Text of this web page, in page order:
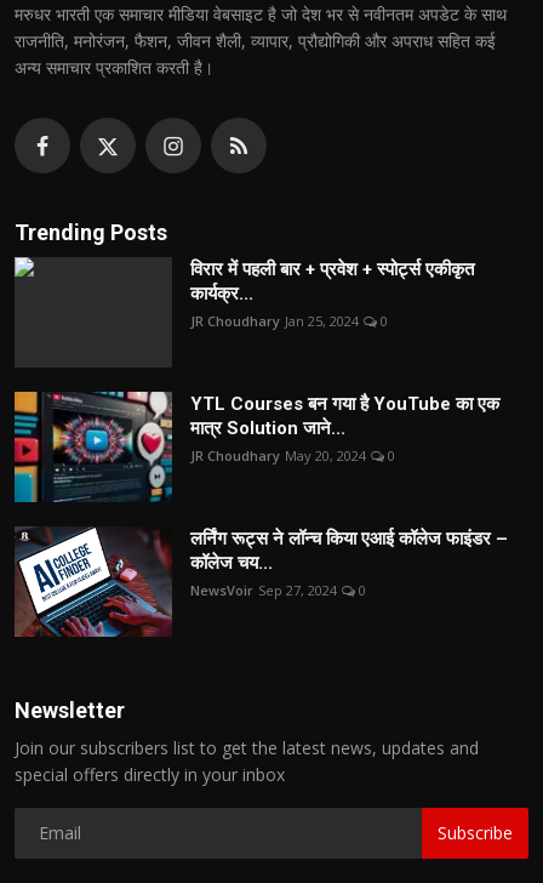
मरुधर भारती एक समाचार मीडिया वेबसाइट है जो देश भर से नवीनतम अपडेट के साथ
राजनीति, मनोरंजन, फैशन, जीवन शैली, व्यापार, प्रौद्योगिकी और अपराध सहित कई
अन्य समाचार प्रकाशित करती है।
Trending Posts
विरार में पहली बार + प्रवेश + स्पोर्ट्स एकीकृत
कार्यक्र...
JR Choudhary Jan 25, 2024 0
YTL Courses बन गया है YouTube का एक
मात्र Solution जाने...
JR Choudhary May 20, 2024 0
लर्निंग रूट्स ने लॉन्च किया एआई कॉलेज फाइंडर –
कॉलेज चय...
NewsVoir Sep 27, 2024 0
Newsletter
Join our subscribers list to get the latest news, updates and
special offers directly in your inbox
Subscribe